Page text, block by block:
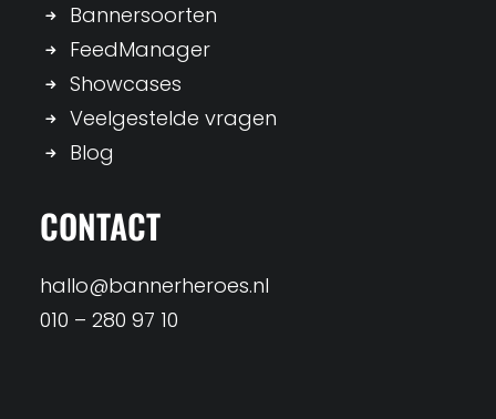
Bannersoorten
FeedManager
Showcases
Veelgestelde vragen
Blog
CONTACT
hallo@bannerheroes.nl
010 – 280 97 10